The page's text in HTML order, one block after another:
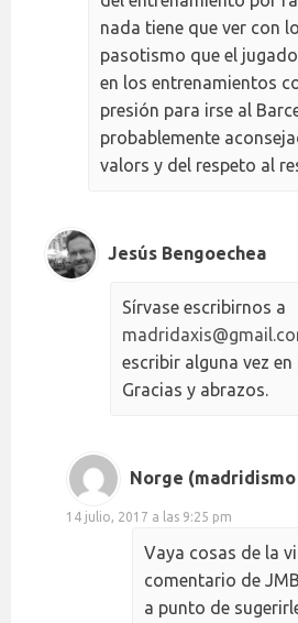
nada tiene que ver con
pasotismo que el
en los entrenamientos
presión para irse al
probablemente
valors y del respeto al
Jesús Bengoechea
Sírvase escribirnos a
escribir alguna vez en
Gracias y abrazos.
Norge
14 julio, 2017 a las 9:25 pm
Vaya cosas de la
comentario de
a punto de